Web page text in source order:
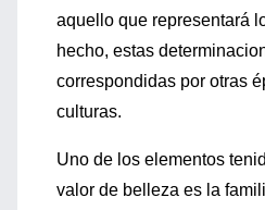
aquello que representará
hecho, estas
correspondidas por otras
culturas.
Uno de los elementos
valor de belleza es la